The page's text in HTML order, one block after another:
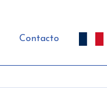
Contacto